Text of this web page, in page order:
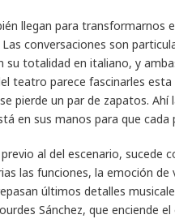
llegan para
conversaciones son
su totalidad en italiano, y
teatro parece fascinarles
pierde un par de zapatos.
en sus manos para que
al del escenario, sucede
las funciones, la emoción
últimos detalles
Sánchez, que enciende